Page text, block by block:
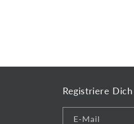
Registriere
E-Mail